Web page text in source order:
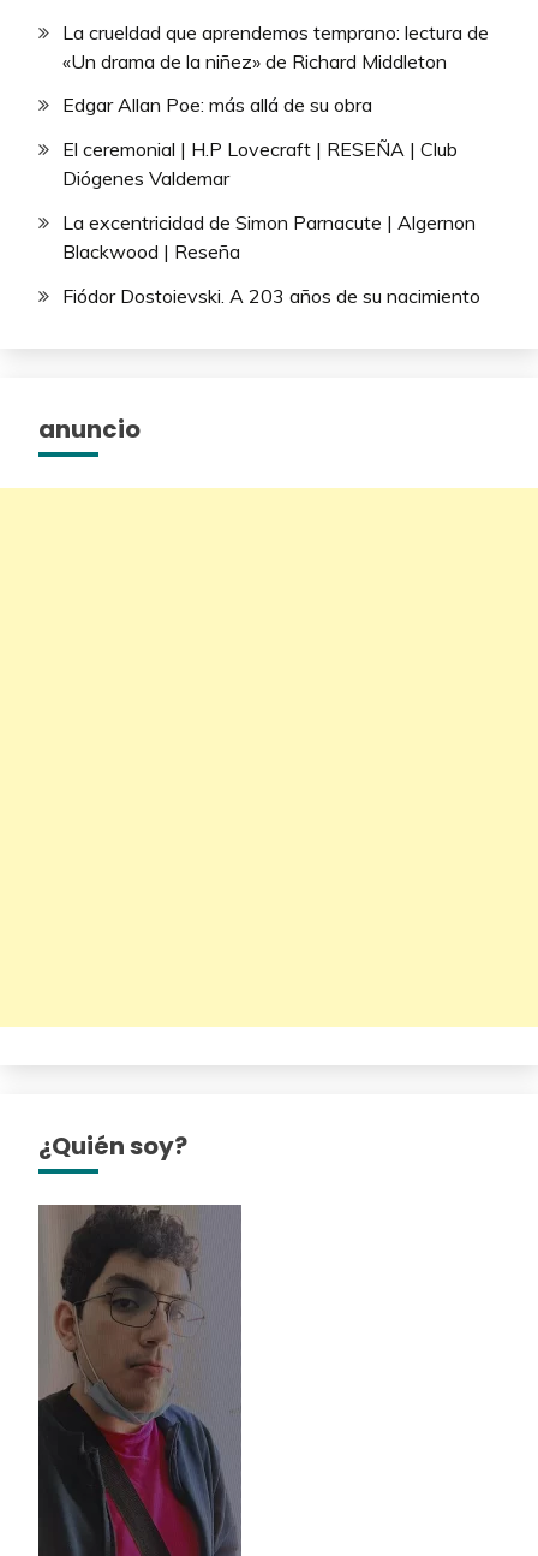
La crueldad que aprendemos temprano: lectura de
«Un drama de la niñez» de Richard Middleton
Edgar Allan Poe: más allá de su obra
El ceremonial | H.P Lovecraft | RESEÑA | Club
Diógenes Valdemar
La excentricidad de Simon Parnacute | Algernon
Blackwood | Reseña
Fiódor Dostoievski. A 203 años de su nacimiento
anuncio
¿Quién soy?